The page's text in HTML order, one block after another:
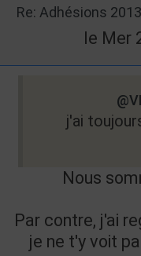
Re: Adhésions 2013
le Mer
j'ai
Nous
Par contre, j'ai
je ne t'y voit